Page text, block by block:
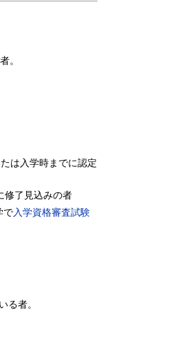
。
は⼊学時までに認定
修了⾒込みの者
で入学資格審査試験
る者。